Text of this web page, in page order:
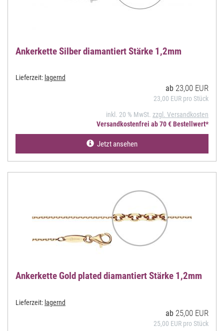
Ankerkette Silber diamantiert Stärke 1,2mm
Lieferzeit: lagernd
ab 23,00 EUR
23,00 EUR pro Stück
inkl. 20 % MwSt. zzgl. Versandkosten
Versandkostenfrei ab 70 € Bestellwert*
Jetzt ansehen
Ankerkette Gold plated diamantiert Stärke 1,2mm
Lieferzeit: lagernd
ab 25,00 EUR
25,00 EUR pro Stück